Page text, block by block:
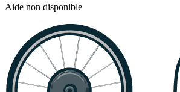
Aide non disponible